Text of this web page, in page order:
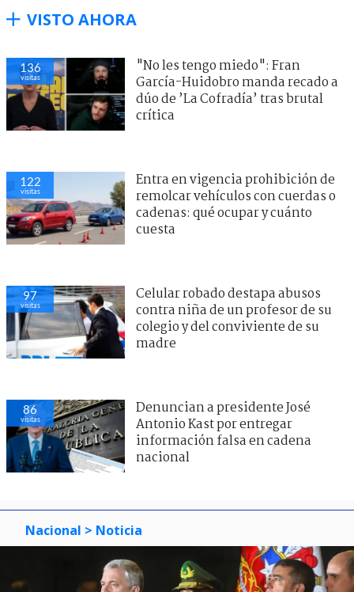
VISTO AHORA
136
visitas
"No les tengo miedo": Fran
García-Huidobro manda recado a
dúo de ’La Cofradía’ tras brutal
crítica
122
visitas
Entra en vigencia prohibición de
remolcar vehículos con cuerdas o
cadenas: qué ocupar y cuánto
cuesta
97
visitas
Celular robado destapa abusos
contra niña de un profesor de su
colegio y del conviviente de su
madre
86
visitas
Denuncian a presidente José
Antonio Kast por entregar
información falsa en cadena
nacional
Nacional > Noticia